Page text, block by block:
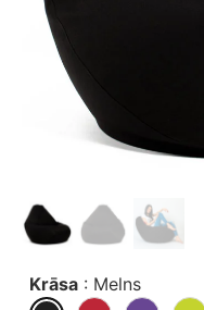
Krāsa : Melns